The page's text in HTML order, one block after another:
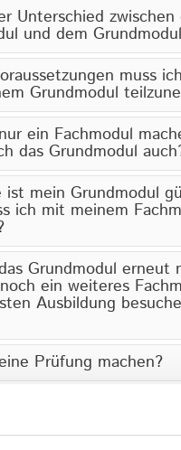
Unterschied zwischen
und dem
muss
Grundmodul
ein Fachmodul
das Grundmodul
ist mein Grundmodul
ich mit meinem
Grundmodul erneut
ein weiteres
Ausbildung
Prüfung machen?